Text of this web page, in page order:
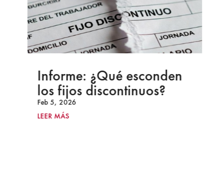
Informe: ¿Qué esconden
los fijos discontinuos?
Feb 5, 2026
LEER MÁS